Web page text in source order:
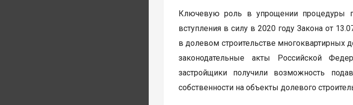
Ключевую роль в упрощении процедуры
вступления в силу в 2020 году Закона от
в долевом строительстве
законодательные акты Российской
застройщики получили возможность
собственности на объекты долевого